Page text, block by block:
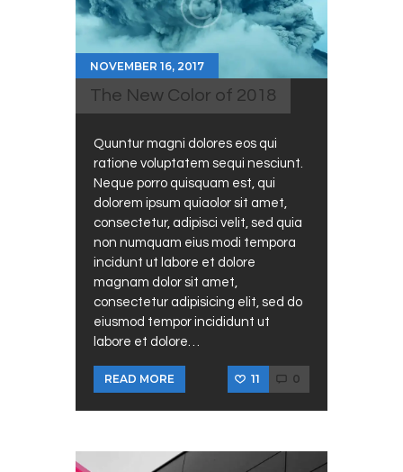
NOVEMBER 16, 2017
The New Color of 2018
Quuntur magni dolores eos qui
ratione voluptatem sequi nesciunt.
Neque porro quisquam est, qui
dolorem ipsum quiaolor sit amet,
consectetur, adipisci velit, sed quia
non numquam eius modi tempora
incidunt ut labore et dolore
magnam dolor sit amet,
consectetur adipisicing elit, sed do
eiusmod tempor incididunt ut
labore et dolore…
READ MORE 11 0